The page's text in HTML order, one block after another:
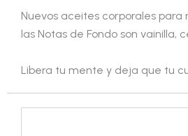
Nuevos aceites corporales
las Notas de Fondo son
Libera tu mente y deja que tu